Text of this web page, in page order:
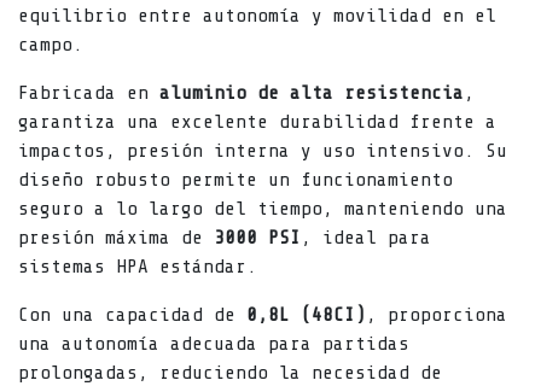
equilibrio entre autonomía y movilidad en el
campo.
Fabricada en aluminio de alta resistencia ,
garantiza una excelente durabilidad frente a
impactos, presión interna y uso intensivo. Su
diseño robusto permite un funcionamiento
seguro a lo largo del tiempo, manteniendo una
presión máxima de
3000 PSI , ideal para
sistemas HPA estándar.
Con una capacidad de 0,8L (48CI) , proporciona
una autonomía adecuada para partidas
prolongadas, reduciendo la necesidad de